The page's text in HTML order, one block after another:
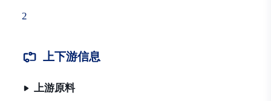
2
上下游信息
上游原料